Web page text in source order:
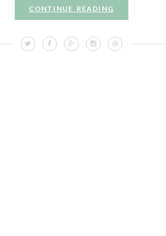
CONTINUE READING